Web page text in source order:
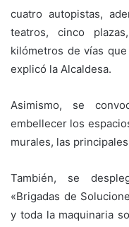
cuatro autopistas,
teatros, cinco
kilómetros de vías
explicó la Alcaldesa.
Asimismo, se
embellecer los
murales, las
También, se
«Brigadas de
y toda la maquinaria